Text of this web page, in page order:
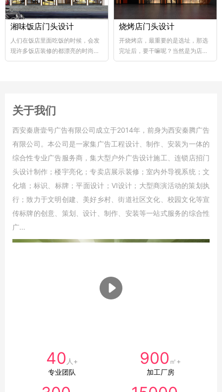
湘味饭店门头设计
人们在饭店里面吃饭的时候，会发
现许多饭店装修的都漂亮的时尚，
好的饭店装修，也能够...
烧烤店门头设计
开烧烤店，最重要的是选址，那选
完址后，要干嘛呢？当然是为店铺
装修了，要知道烧烤店的装修...
关于我们
西安秦唐壹号广告有限公司成立于2014年，前身为西安秦腾广告
有限公司。本公司是一家集广告工程设计、制作、安装为一体的
综合性专业广告服务商，集大型户外广告设计施工、连锁店招门
头设计制作；楼宇亮化；专卖店展示装修；室内外导视系统；文
化墙；标识、标牌；平面设计；VI设计；大型商演活动的策划执
行；致力于文明创建、美好乡村、街道社区文化、校园文化等宣
传标牌的创意、策划、设计、制作、安装等一站式服务的综合性
广...
40 人+
专业团队
900 ㎡+
加工厂房